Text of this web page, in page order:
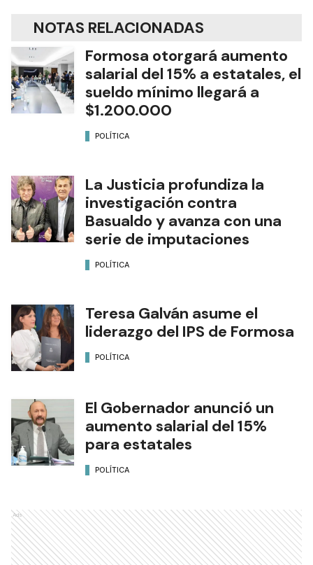
NOTAS RELACIONADAS
Formosa otorgará aumento
salarial del 15% a estatales, el
sueldo mínimo llegará a
$1.200.000
POLÍTICA
La Justicia profundiza la
investigación contra
Basualdo y avanza con una
serie de imputaciones
POLÍTICA
Teresa Galván asume el
liderazgo del IPS de Formosa
POLÍTICA
El Gobernador anunció un
aumento salarial del 15%
para estatales
POLÍTICA
Ads